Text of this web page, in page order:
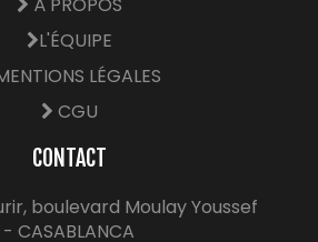
L'ÉQUIPE
LÉGALES
CGU
CONTACT
boulevard Moulay Youssef
- CASABLANCA